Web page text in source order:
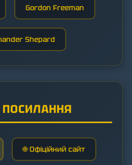
Gordon Freeman
Shepard
ПОСИЛАННЯ
🌐 Офіційний сайт